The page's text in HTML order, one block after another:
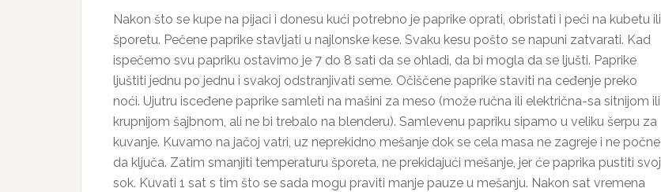
Nakon što se kupe na pijaci i donesu kući potrebno je paprike oprati, obristati i peći na kubetu ili
šporetu. Pečene paprike stavljati u najlonske kese. Svaku kesu pošto se napuni zatvarati. Kad
ispečemo svu papriku ostavimo je 7 do 8 sati da se ohladi, da bi mogla da se ljušti. Paprike
ljuštiti jednu po jednu i svakoj odstranjivati seme. Očiščene paprike staviti na ceđenje preko
noći. Ujutru isceđene paprike samleti na mašini za meso (može ručna ili električna-sa sitnijom ili
krupnijom šajbnom, ali ne bi trebalo na blenderu). Samlevenu papriku sipamo u veliku šerpu za
kuvanje. Kuvamo na jačoj vatri, uz neprekidno mešanje dok se cela masa ne zagreje i ne počne
da ključa. Zatim smanjiti temperaturu šporeta, ne prekidajući mešanje, jer će paprika pustiti svoj
sok. Kuvati 1 sat s tim što se sada mogu praviti manje pauze u mešanju. Nakon sat vremena